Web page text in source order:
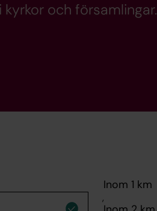
och församlingar.
,